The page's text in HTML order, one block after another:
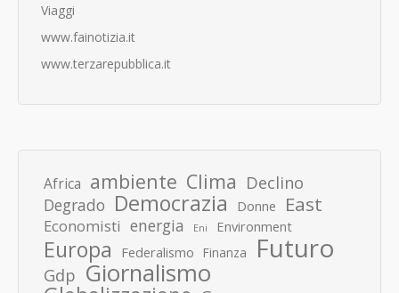
Viaggi
www.fainotizia.it
www.terzarepubblica.it
Africa ambiente Clima Declino
Degrado Democrazia Donne East
Economisti energia Eni Environment
Europa Federalismo Finanza Futuro
Gdp Giornalismo